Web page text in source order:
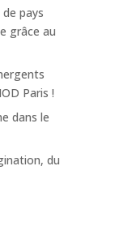
pays
grâce au
Paris !
dans le
du